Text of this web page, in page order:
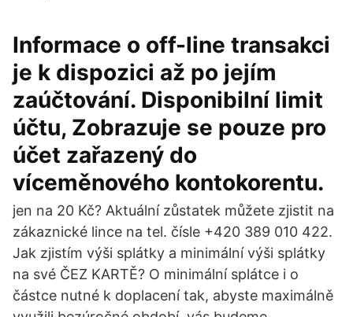
Informace o off-line transakci
je k dispozici až po jejím
zaúčtování. Disponibilní limit
účtu, Zobrazuje se pouze pro
účet zařazený do
víceměnového kontokorentu.
jen na 20 Kč? Aktuální zůstatek můžete zjistit na
zákaznické lince na tel. čísle +420 389 010 422.
Jak zjistím výši splátky a minimální výši splátky
na své ČEZ KARTĚ? O minimální splátce i o
částce nutné k doplacení tak, abyste maximálně